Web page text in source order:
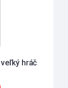
hráč